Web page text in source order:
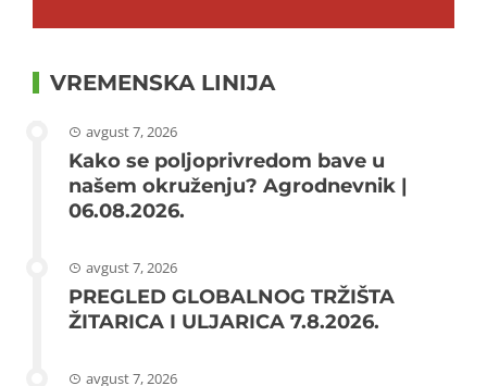
VREMENSKA LINIJA
avgust 7, 2026
Kako se poljoprivredom bave u
našem okruženju? Agrodnevnik |
06.08.2026.
avgust 7, 2026
PREGLED GLOBALNOG TRŽIŠTA
ŽITARICA I ULJARICA 7.8.2026.
avgust 7, 2026